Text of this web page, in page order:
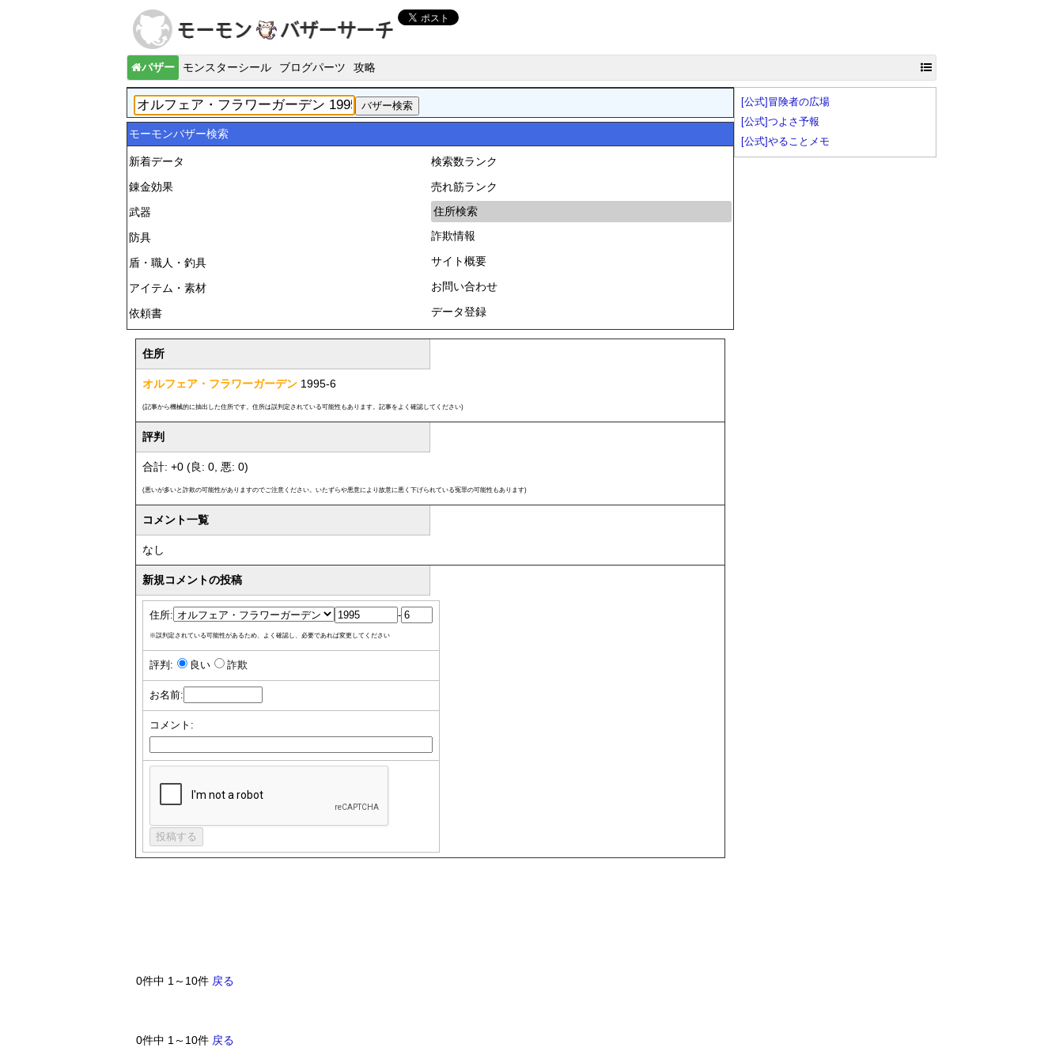
バザー モンスターシール ブログパーツ 攻略
モーモンバザー検索
新着データ
錬金効果
武器
防具
盾・職人・釣具
アイテム・素材
依頼書
検索数ランク
売れ筋ランク
住所検索
詐欺情報
サイト概要
お問い合わせ
データ登録
住所
オルフェア・フラワーガーデン 1995-6
(記事から機械的に抽出した住所です。住所は誤判定されている可能性もあります。記事をよく確認してください)
評判
合計: +0 (良: 0, 悪: 0)
(悪いが多いと詐欺の可能性がありますのでご注意ください。いたずらや悪意により故意に悪く下げられている冤罪の可能性もあります)
コメント一覧
なし
新規コメントの投稿
住所: -
※誤判定されている可能性があるため、よく確認し、必要であれば変更してください
評判: 良い 詐欺
お名前:
コメント:
0件中 1～10件 戻る
0件中 1～10件 戻る
[公式]冒険者の広場
[公式]つよさ予報
[公式]やることメモ